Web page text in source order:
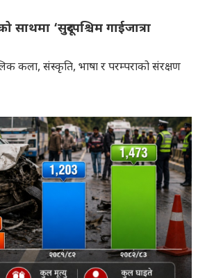
साथमा ‘सुदूरपश्चिम गाईजात्रा
कला, संस्कृति, भाषा र परम्पराको संरक्षण